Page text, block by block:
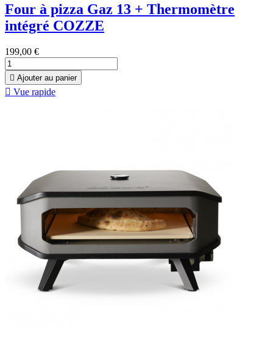
Four à pizza Gaz 13 + Thermomètre
intégré COZZE
199,00 €
 Ajouter au panier
 Vue rapide